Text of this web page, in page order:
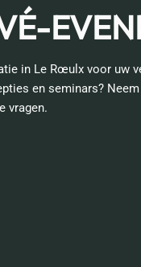
in Le Rœulx voor uw
en seminars?
vragen.